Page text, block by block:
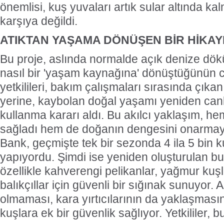
önemlisi, kuş yuvaları artık sular altında
karşıya değildi.
ATIKTAN YAŞAMA DÖNÜŞEN BİR
Bu proje, aslında normalde açık denize
nasıl bir 'yaşam kaynağına' dönüştüğünün
yetkilileri, bakım çalışmaları sırasında
yerine, kaybolan doğal yaşamı yeniden
kullanma kararı aldı. Bu akılcı yaklaşım,
sağladı hem de doğanın dengesini
Bank, geçmişte tek bir sezonda 4 ila 5 bin
yapıyordu. Şimdi ise yeniden oluşturulan
özellikle kahverengi pelikanlar, yağmur
balıkçıllar için güvenli bir sığınak sunuyor.
olmaması, kara yırtıcılarının da
kuşlara ek bir güvenlik sağlıyor. Yetkililer,